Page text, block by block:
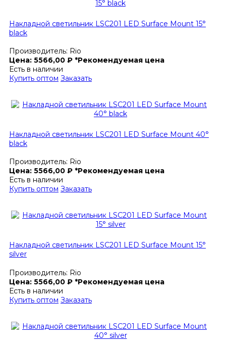
Накладной светильник LSC201 LED Surface Mount 15°
black
Производитель: Rio
Цена: 5566,00 ₽ *Рекомендуемая цена
Есть в наличии
Купить оптом Заказать
Накладной светильник LSC201 LED Surface Mount 40°
black
Производитель: Rio
Цена: 5566,00 ₽ *Рекомендуемая цена
Есть в наличии
Купить оптом Заказать
Накладной светильник LSC201 LED Surface Mount 15°
silver
Производитель: Rio
Цена: 5566,00 ₽ *Рекомендуемая цена
Есть в наличии
Купить оптом Заказать